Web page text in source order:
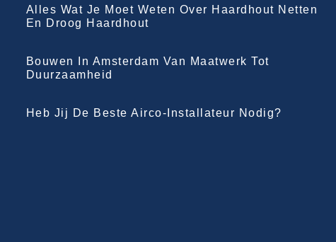
Alles Wat Je Moet Weten Over Haardhout Netten
En Droog Haardhout
Bouwen In Amsterdam Van Maatwerk Tot
Duurzaamheid
Heb Jij De Beste Airco-Installateur Nodig?